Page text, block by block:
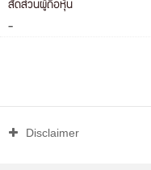
สัดส่วนผู้ถือหุ้น
-
Disclaimer